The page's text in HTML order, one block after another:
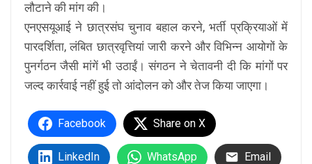
लौटाने की मांग की।
एनएसयूआई ने छात्रसंघ चुनाव बहाल करने, भर्ती प्रक्रियाओं में
पारदर्शिता, लंबित छात्रवृत्तियां जारी करने और विभिन्न आयोगों के
पुनर्गठन जैसी मांगें भी उठाईं। संगठन ने चेतावनी दी कि मांगों पर
जल्द कार्रवाई नहीं हुई तो आंदोलन को और तेज किया जाएगा।
Facebook Share on X
LinkedIn WhatsApp Email